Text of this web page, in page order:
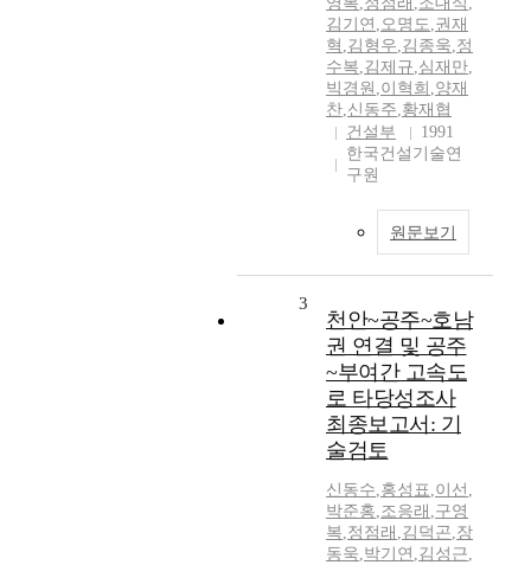
김기연 ,오명도,권재
혁 ,김형우,김종욱,정
수복,김제규,심재만,
빅경원 ,이혁희 ,양재
찬,신동주,황재협
건설부
1991
한국건설기술연
구원
원문보기
3
천안~공주~호남
권 연결 및 공주
~부여간 고속도
로 타당성조사
최종보고서: 기
술검토
신동수,홍성표,이선 ,
박준홍,조응래 ,구영
복,정점래 ,김덕곤,장
동욱,박기연 ,김성근,